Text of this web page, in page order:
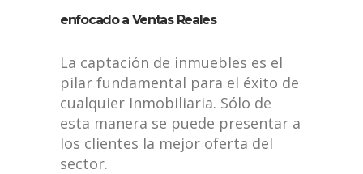
enfocado a Ventas Reales
La captación de inmuebles es el
pilar fundamental para el éxito de
cualquier Inmobiliaria. Sólo de
esta manera se puede presentar a
los clientes la mejor oferta del
sector.